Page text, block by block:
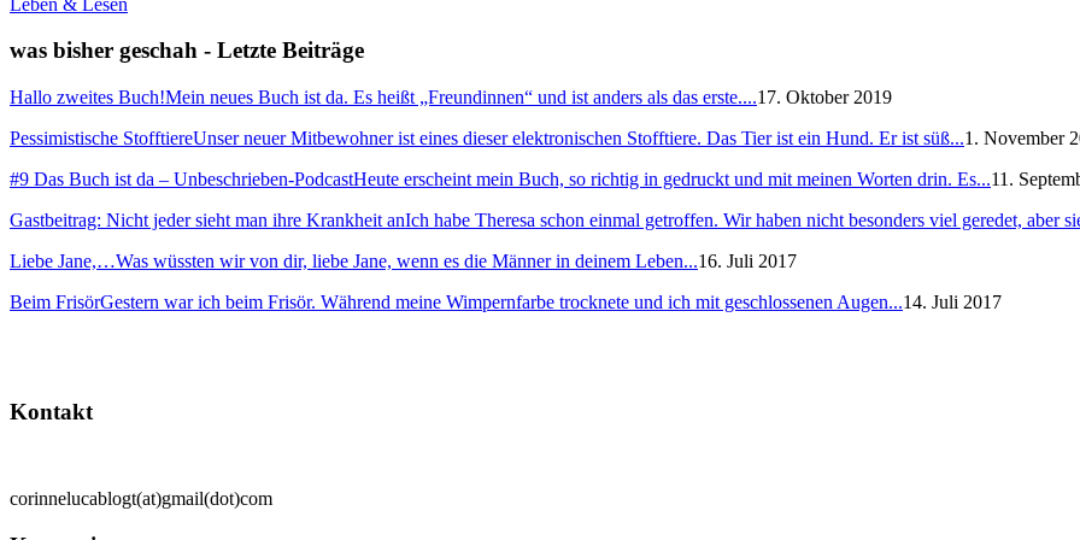
was bisher geschah - Letzte Beiträge
Hallo zweites Buch!Mein neues Buch ist da. Es heißt „Freundinnen“ und ist anders als das erste....17. Oktober 2019
Pessimistische StofftiereUnser neuer Mitbewohner ist eines dieser elektronischen Stofftiere. Das Tier ist ein Hund. Er ist süß...1. November
#9 Das Buch ist da – Unbeschrieben-PodcastHeute erscheint mein Buch, so richtig in gedruckt und mit meinen Worten drin. Es...11.
Gastbeitrag: Nicht jeder sieht man ihre Krankheit anIch habe Theresa schon einmal getroffen. Wir haben nicht besonders viel geredet, aber
Liebe Jane,…Was wüssten wir von dir, liebe Jane, wenn es die Männer in deinem Leben...16. Juli 2017
Beim FrisörGestern war ich beim Frisör. Während meine Wimpernfarbe trocknete und ich mit geschlossenen Augen...14. Juli 2017
Kontakt
corinnelucablogt(at)gmail(dot)com